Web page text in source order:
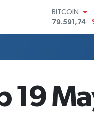
DOLAR
45,43620
EURO
BİST100
14.598,00